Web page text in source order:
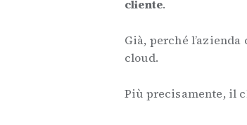
cliente.
Già, perché
cloud.
Più precisamente, il